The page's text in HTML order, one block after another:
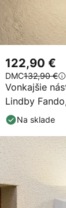
Vonkajšie
Lindby
senzor, IP44
122,90 €
DMC132,90 €
Na sklade